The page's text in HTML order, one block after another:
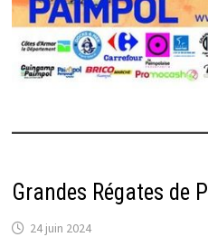
Grandes Régates de
24 juin 2024